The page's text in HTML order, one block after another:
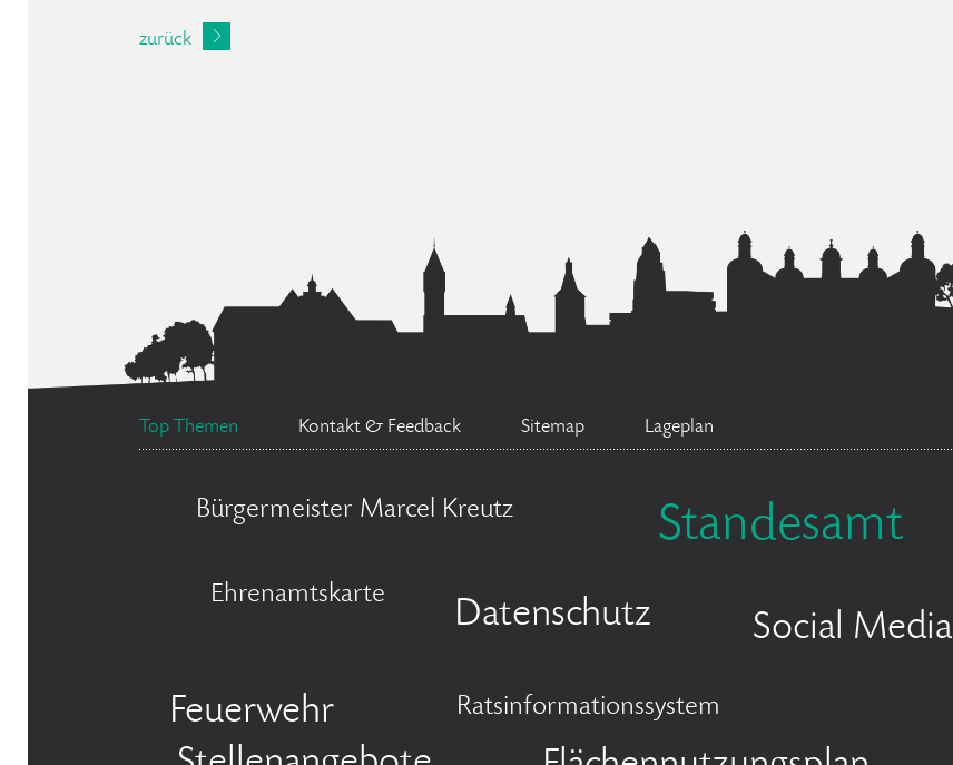
zurück
Top Themen Kontakt & Feedback Sitemap Lageplan
Bürgermeister Marcel Kreutz Standesamt
Ehrenamtskarte
Datenschutz Social Media
Feuerwehr Ratsinformationssystem